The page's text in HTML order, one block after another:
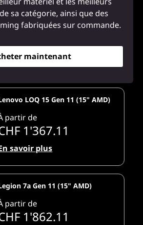
sa catégorie, ainsi que des
fabriquées sur commande.
maintenant
LOQ 15 Gen 11 (15" AMD)
partir de
1'367.11
savoir plus
7a Gen 11 (15" AMD)
partir de
1'862.11